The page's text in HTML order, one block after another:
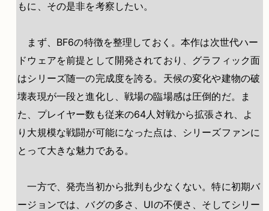
もに、その是非を考察したい。
まず、BF6の特徴を整理しておく。本作は次世代ハー
ドウェアを前提として開発されており、グラフィック面
はシリーズ随一の完成度を誇る。天候の変化や建物の破
壊表現が一段と進化し、戦場の臨場感は圧倒的だ。ま
た、プレイヤー数も従来の64人対戦から拡張され、よ
り大規模な戦闘が可能になった点は、シリーズファンに
とって大きな魅力である。
一方で、発売当初から批判も少なくない。特に初期バ
ージョンでは、バグの多さ、UIの不便さ、そしてシリー